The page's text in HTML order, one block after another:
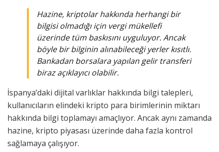
Hazine, kriptolar hakkında herhangi bir
bilgisi olmadığı için vergi mükellefi
üzerinde tüm baskısını uyguluyor. Ancak
böyle bir bilginin alınabileceği yerler kısıtlı.
Bankadan borsalara yapılan gelir transferi
biraz açıklayıcı olabilir.
İspanya’daki dijital varlıklar hakkında bilgi talepleri,
kullanıcıların elindeki kripto para birimlerinin miktarı
hakkında bilgi toplamayı amaçlıyor. Ancak aynı zamanda
hazine, kripto piyasası üzerinde daha fazla kontrol
sağlamaya çalışıyor.